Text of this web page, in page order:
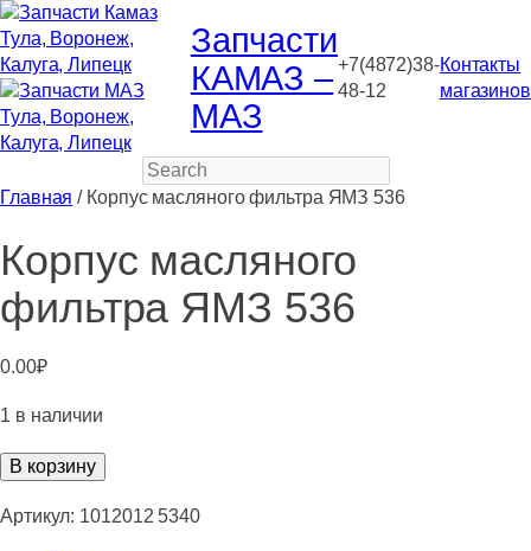
Запчасти
КАМАЗ –
МАЗ
+7(4872)38-
48-12
Контакты
магазинов
Search
Главная / Корпус масляного фильтра ЯМЗ 536
Корпус масляного
фильтра ЯМЗ 536
0.00₽
1 в наличии
Количество
Корпус
В корзину
Артикул: 1012012 5340